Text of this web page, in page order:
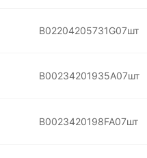
B02204205731G07шт
B00234201935A07шт
B0023420198FA07шт